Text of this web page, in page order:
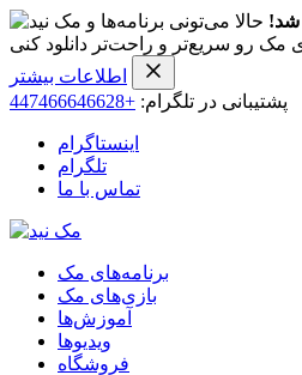
شد! حالا می‌تونی برنامه‌ها و
مک رو سریع‌تر و راحت‌تر دانلود کنی
اطلاعات بیشتر
پشتیبانی در تلگرام: +447466646628
اینستاگرام
تلگرام
تماس با ما
برنامه‌های مک
بازی‌های مک
آموزش‌ها
ویدیو‌ها
فروشگاه